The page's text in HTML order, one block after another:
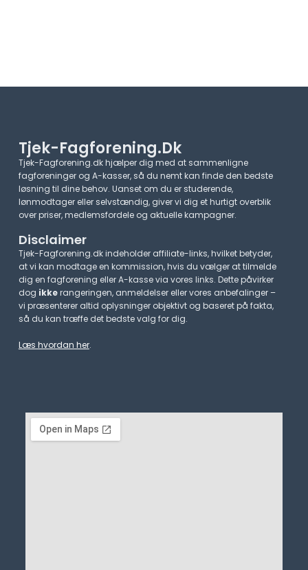
Tjek-Fagforening.dk
Tjek-Fagforening.dk hjælper dig med at sammenligne
fagforeninger og A-kasser, så du nemt kan finde den bedste
løsning til dine behov. Uanset om du er studerende,
lønmodtager eller selvstændig, giver vi dig et hurtigt overblik
over priser, medlemsfordele og aktuelle kampagner.​
Disclaimer
Tjek-Fagforening.dk indeholder affiliate-links, hvilket betyder,
at vi kan modtage en kommission, hvis du vælger at tilmelde
dig en fagforening eller A-kasse via vores links. Dette påvirker
dog ikkerangeringen, anmeldelser eller vores anbefalinger –
vi præsenterer altid oplysninger objektivt og baseret på fakta,
så du kan træffe det bedste valg for dig.
Læs hvordan her.